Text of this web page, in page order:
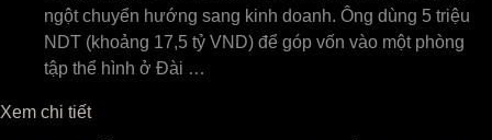
ngột chuyển hướng sang kinh doanh. Ông dùng 5 triệu
NDT (khoảng 17,5 tỷ VND) để góp vốn vào một phòng
tập thể hình ở Đài …
Xem chi tiết